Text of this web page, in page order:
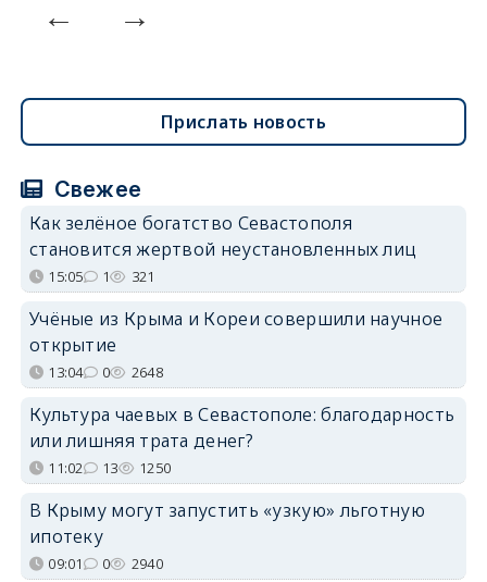
Прислать новость
Свежее
Как зелёное богатство Севастополя
становится жертвой неустановленных лиц
15:05 1 321
Учёные из Крыма и Кореи совершили научное
открытие
13:04 0 2648
Культура чаевых в Севастополе: благодарность
или лишняя трата денег?
11:02 13 1250
В Крыму могут запустить «узкую» льготную
ипотеку
09:01 0 2940